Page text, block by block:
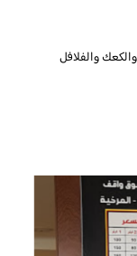
والفلافل